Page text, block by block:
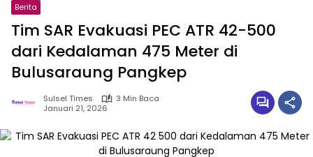
Berita
Tim SAR Evakuasi PEC ATR 42-500
dari Kedalaman 475 Meter di
Bulusaraung Pangkep
Sulsel Times
3 Min Baca
Januari 21, 2026